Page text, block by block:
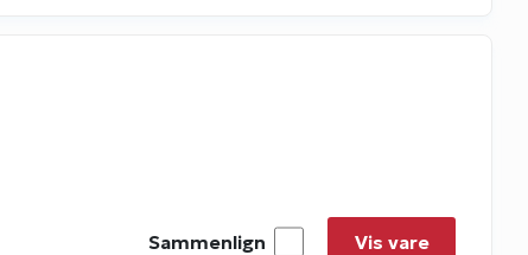
Sammenlign Vis vare